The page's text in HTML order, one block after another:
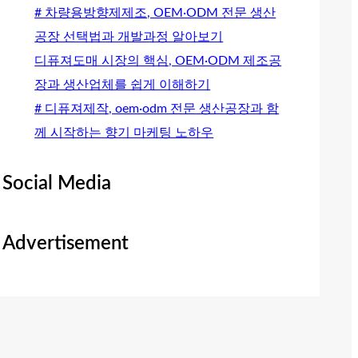
# 차량용방향제제조, OEM·ODM 전문 생산
공장 선택법과 개발과정 알아보기
디퓨져도매 시장의 핵심, OEM·ODM 제조공
장과 생산업체를 쉽게 이해하기
# 디퓨져제작, oem·odm 전문 생산공장과 함
께 시작하는 향기 마케팅 노하우
Social Media
Advertisement